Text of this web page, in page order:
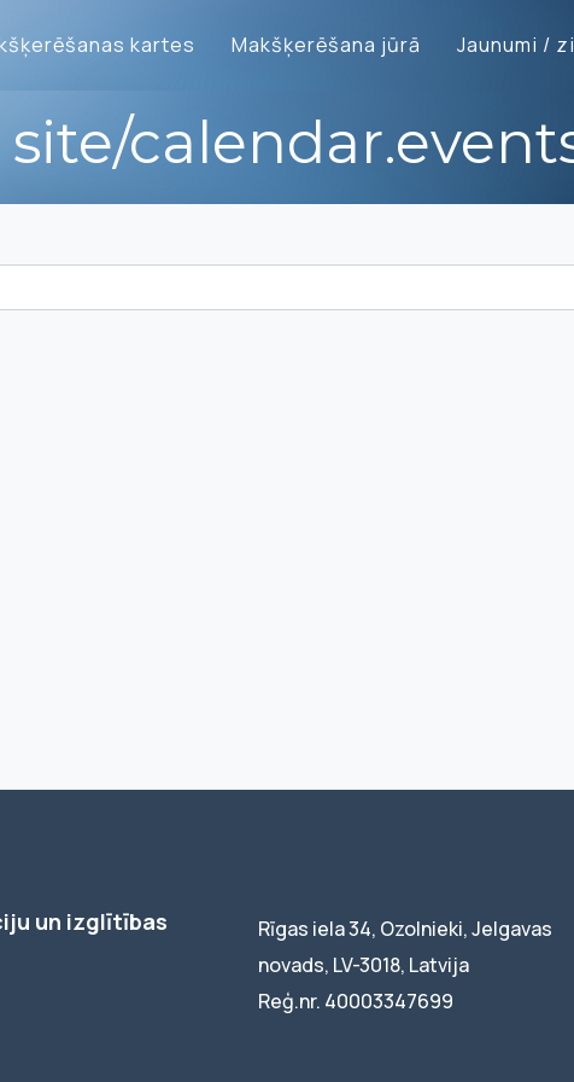
kartes Makšķerēšana jūrā Jaunumi /
site/
un izglītības
Rīgas iela 34, Ozolnieki, Jelgavas
novads, LV-3018, Latvija
Reģ.nr. 40003347699